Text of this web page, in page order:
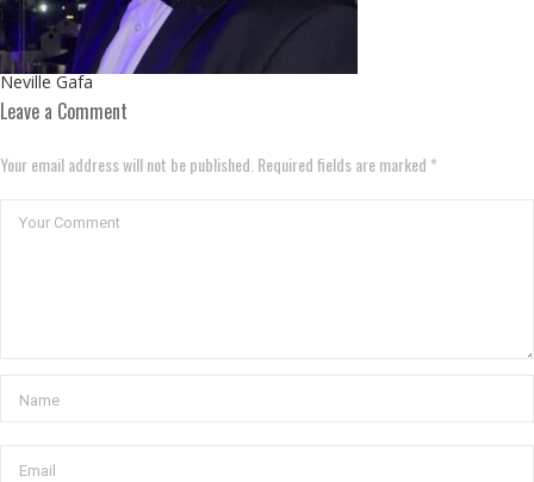
Neville Gafa
Leave a Comment
Your email address will not be published. Required fields are marked *